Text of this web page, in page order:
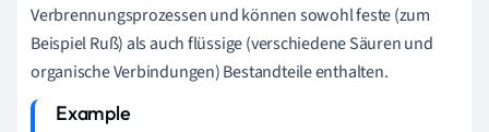
Verbrennungsprozessen und können sowohl feste (zum
Beispiel Ruß) als auch flüssige (verschiedene Säuren und
organische Verbindungen) Bestandteile enthalten.